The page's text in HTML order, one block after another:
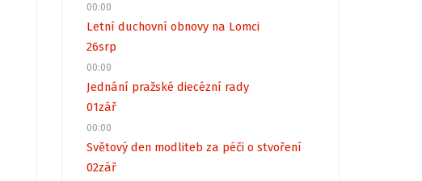
00:00
Letní duchovní obnovy na Lomci
26srp
00:00
Jednání pražské diecézní rady
01zář
00:00
Světový den modliteb za péči o stvoření
02zář